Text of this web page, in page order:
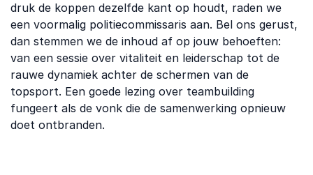
druk de koppen dezelfde kant op houdt, raden we
een voormalig politiecommissaris aan. Bel ons gerust,
dan stemmen we de inhoud af op jouw behoeften:
van een sessie over vitaliteit en leiderschap tot de
rauwe dynamiek achter de schermen van de
topsport. Een goede lezing over teambuilding
fungeert als de vonk die de samenwerking opnieuw
doet ontbranden.